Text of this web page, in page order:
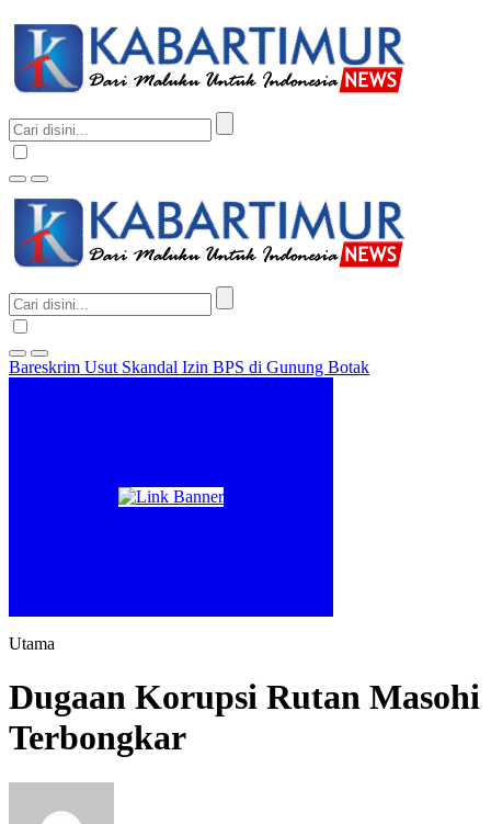
Bareskrim Usut Skandal Izin BPS di Gunung Botak
Utama
Dugaan Korupsi Rutan Masohi
Terbongkar